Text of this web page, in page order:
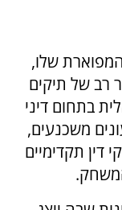
שלו,
רב של תיקים
בתחום דיני
משכנעים,
תקדימיים